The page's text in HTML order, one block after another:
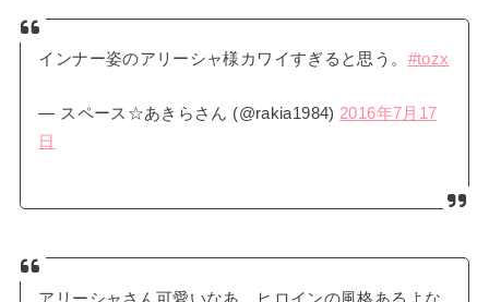
インナー姿のアリーシャ様カワイすぎると思う。 #tozx
— スペース☆あきらさん (@rakia1984) 2016年7月17
日